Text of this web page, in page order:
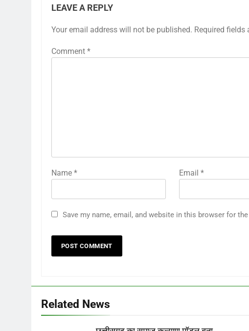
LEAVE A REPLY
Your email address will not be published. Required fields
Comment *
Name * Email *
Save my name, email, and website in this browser for
Related News